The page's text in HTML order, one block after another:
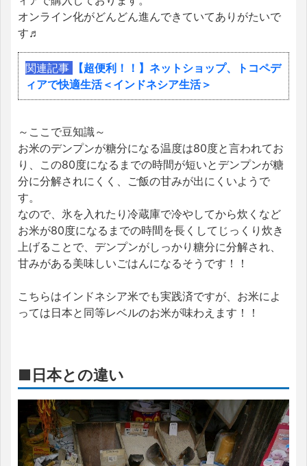
オンライン化がどんどん進んできていてありがたいで
す♬
関連記事
【超便利！！】ネットショップ、トコペデ
ィアで快適生活＜インドネシア生活＞
～ここで豆知識～
お米のデンプンが糖分になる温度は80度と言われてお
り、この80度になるまでの時間が短いとデンプンが糖
分に分解されにくく、ご飯の甘みが出にくいようで
す。
なので、氷を入れたり冷蔵庫で冷やしてから炊くなど
お米が80度になるまでの時間を長くしてじっくり炊き
上げることで、デンプンがしっかり糖分に分解され、
甘みがある美味しいごはんになるそうです！！
こちらはインドネシア米でも実践済ですが、お米によ
っては日本と同等レベルのお米が味わえます！！
■日本との違い